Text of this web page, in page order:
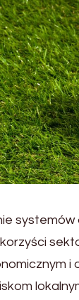
systemów
i